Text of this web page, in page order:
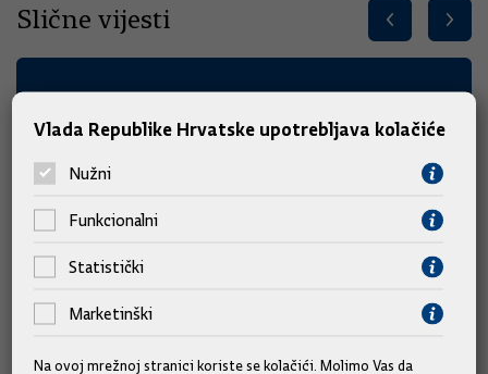
Slične vijesti
Vlada Republike Hrvatske upotrebljava kolačiće
Nužni
Funkcionalni
Statistički
Marketinški
Na ovoj mrežnoj stranici koriste se kolačići. Molimo Vas da